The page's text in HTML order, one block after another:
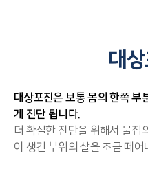
대
대상포진은 보통 몸의 한쪽 부
게 진단 됩니다.
더 확실한 진단을 위해서 물집
이 생긴 부위의 살을 조금 떼